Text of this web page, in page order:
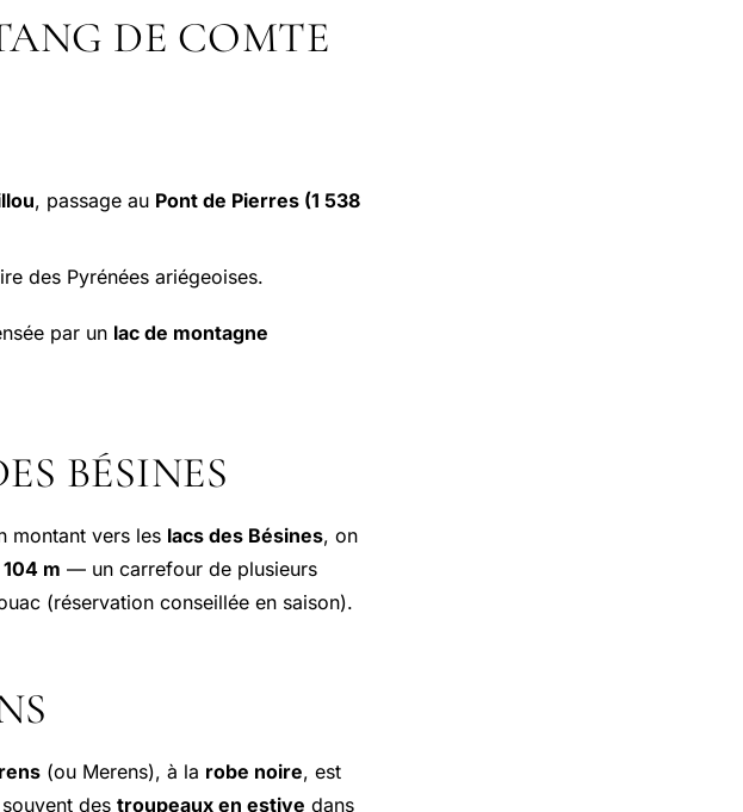
DE COMTE
, passage au Pont de Pierres (1 538
des Pyrénées ariégeoises.
par un lac de montagne
BÉSINES
montant vers les lacs des Bésines, on
104 m — un carrefour de plusieurs
(réservation conseillée en saison).
(ou Merens), à la robe noire, est
des troupeaux en estive dans